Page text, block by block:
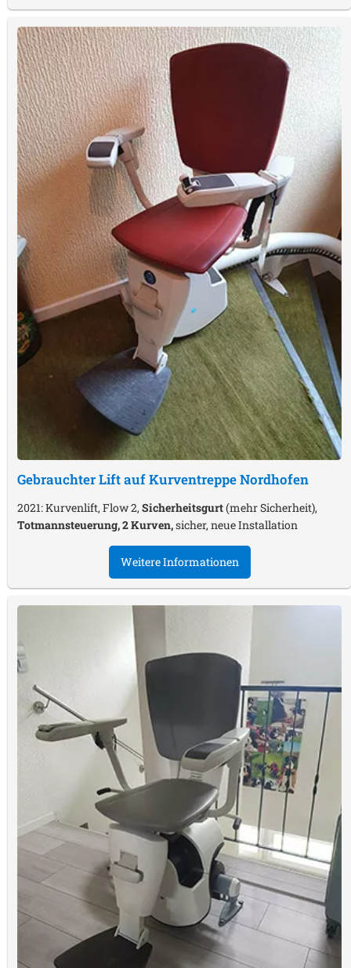
Gebrauchter Lift auf KurventreppeNordhofen
2021: Kurvenlift, Flow 2, Sicherheitsgurt(mehr Sicherheit),
Totmannsteuerung, 2 Kurven,sicher, neue Installation
Weitere Informationen